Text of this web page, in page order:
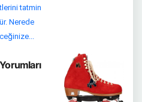
tatmin
Nerede